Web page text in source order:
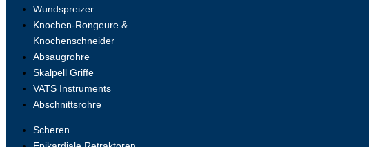
Wundspreizer
Knochen-Rongeure &
Knochenschneider
Absaugrohre
Skalpell Griffe
VATS Instruments
Abschnittsrohre
Scheren